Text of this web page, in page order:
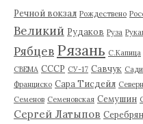
Речной вокзал Рождествено
Великий Рудаков Руза
Рябцев Рязань С.Капица
СВЕМА СССР СУ-17 Савчук
Франциско Сара Тисдейл
Семенов Семеновская Семушин
Сергей Латыпов